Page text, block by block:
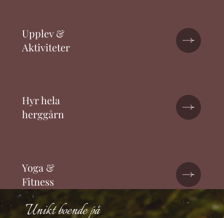
Upplev &
Aktiviteter
Hyr hela
herggårn
Yoga &
Fitness
Unikt boende på